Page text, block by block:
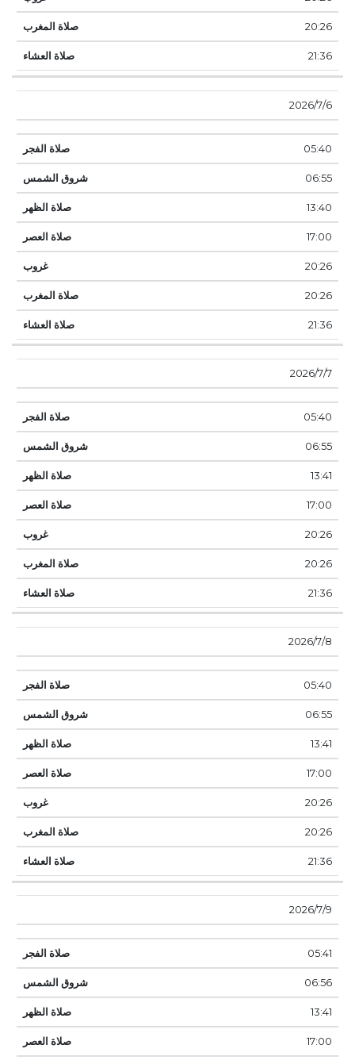
20:26
21:36
6‏‏/7‏‏/2026
05:40
06:55
13:40
17:00
20:26
20:26
21:36
7‏‏/7‏‏/2026
05:40
06:55
13:41
17:00
20:26
20:26
21:36
8‏‏/7‏‏/2026
05:40
06:55
13:41
17:00
20:26
20:26
21:36
9‏‏/7‏‏/2026
05:41
06:56
13:41
17:00